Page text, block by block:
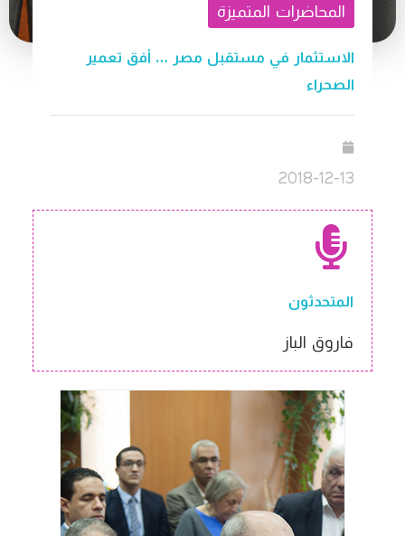
المحاضرات المتميزة
الاستثمار في مستقبل مصر … أفق تعمير
الصحراء
2018-12-13
المتحدثون
فاروق الباز